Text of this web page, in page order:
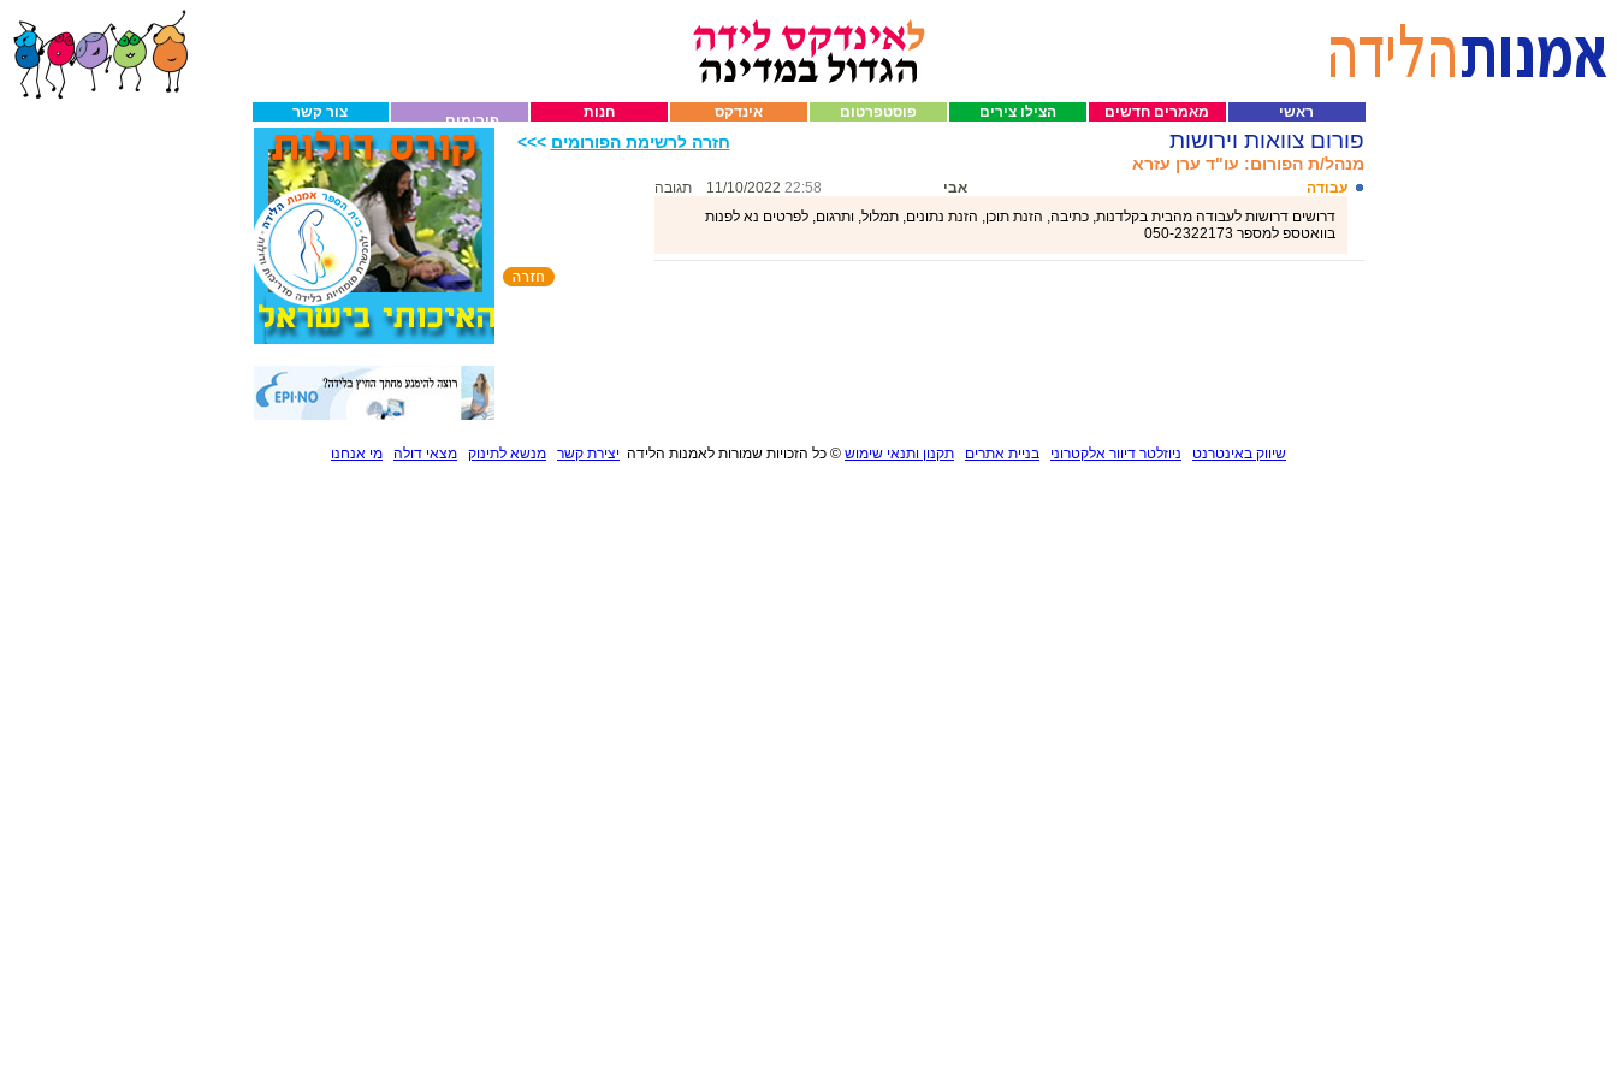
צור קשר פורומים חנות אינדקס פוסטפרטום הצילו צירים מאמרים חדשים ראשי
חזרה לרשימת הפורומים >>> פורום צוואות וירושות
מנהל/ת הפורום: עו"ד ערן עזרא
עבודה אבי 22:58
תגובה
דרושים דרושות לעבודה מהבית בקלדנות, כתיבה, הזנת תוכן, הזנת נתונים, תמלול, ותרגום, לפרטים נא לפנות
בוואטספ למספר 050-2322173
שיווק באינטרנט ניוזלטר דיוור אלקטרוני בניית אתרים תקנון ותנאי שימוש © כל הזכויות שמורות לאמנות הלידה יצירת קשר מנשא לתינוק מצאי דולה מי אנחנו